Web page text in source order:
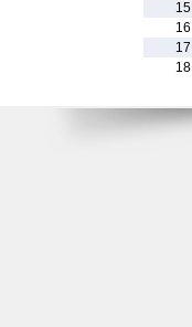
15
16
17
18